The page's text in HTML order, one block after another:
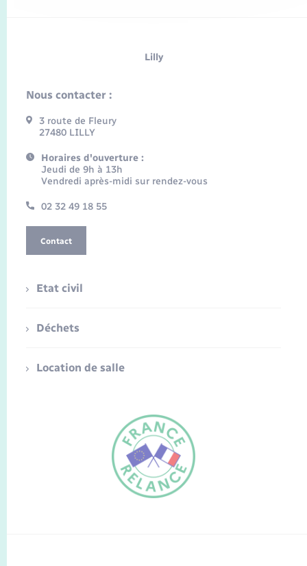
Lilly
Nous contacter :
3 route de Fleury
27480 LILLY
Horaires d'ouverture :
Jeudi de 9h à 13h
Vendredi après-midi sur rendez-vous
02 32 49 18 55
Contact
Etat civil
Déchets
Location de salle